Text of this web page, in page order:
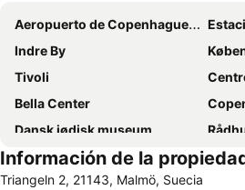
Aeropuerto de Copenhague - Kastrup
Indre By
Tivoli
Bella Center
Dansk jødisk museum
Información de la
Triangeln 2, 21143, Malmö, Suecia